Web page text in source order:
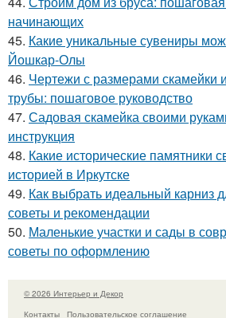
начинающих
45. Какие уникальные сувениры
Йошкар-Олы
46. Чертежи с размерами скамейки
трубы: пошаговое руководство
47. Садовая скамейка своими
инструкция
48. Какие исторические памятники
историей в Иркутске
49. Как выбрать идеальный карниз
советы и рекомендации
50. Маленькие участки и сады в
советы по оформлению
© 2026 Интерьер и Декор
Контакты
Пользовательское соглашение